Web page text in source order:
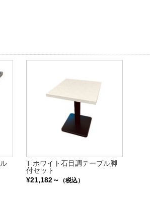
T-ホワイト石目調テーブル脚
付セット
¥21,182～
（税込）